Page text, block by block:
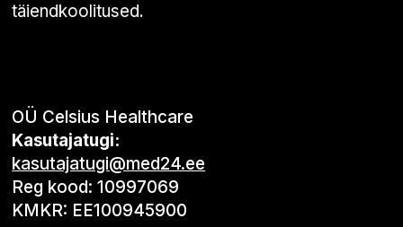
täiendkoolitused.
OÜ Celsius Healthcare
Kasutajatugi:
kasutajatugi@med24.ee
Reg kood: 10997069
KMKR: EE100945900